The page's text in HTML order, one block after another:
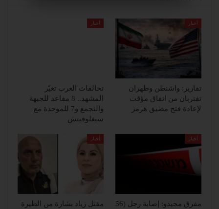
أخبار
تقارير: واشنطن وطهران
تقتربان من اتفاق مؤقت
لإعادة فتح مضيق هرمز
أخبار
تحالفات العرب تغيّر
المشهد.. 8 مقاعد للجبهة
والتجمع و7 للموحدة مع
سيغلوفيتش
أخبار
مفرق مجيدو: إصابة رجل (56
أخبار
مقتل زياد بشارة من الطيرة